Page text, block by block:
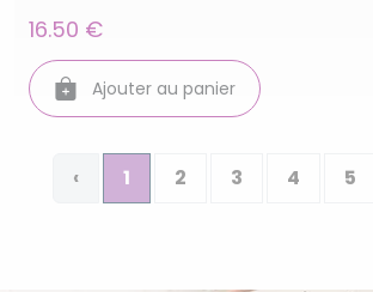
16.50 €
Ajouter au panier
‹ 1 2 3 4 5